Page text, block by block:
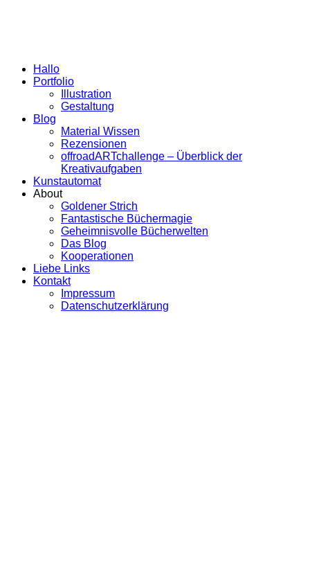
Hallo
Portfolio
Illustration
Gestaltung
Blog
Material Wissen
Rezensionen
offroadARTchallenge – Überblick der
Kreativaufgaben
Kunstautomat
About
Goldener Strich
Fantastische Büchermagie
Geheimnisvolle Bücherwelten
Das Blog
Kooperationen
Liebe Links
Kontakt
Impressum
Datenschutzerklärung